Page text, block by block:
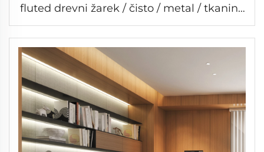
fluted drevni žarek / čisto / metal / tkanina
boja za unutarnje dekoriranje zida